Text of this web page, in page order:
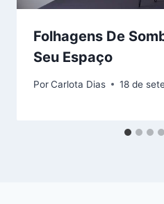
Folhagens De
Seu Espaço
PorCarlota Dias 18 de